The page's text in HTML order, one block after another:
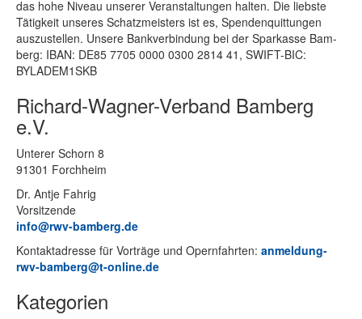
das hohe Ni­veau un­se­rer Ver­an­stal­tun­gen hal­ten. Die liebs­te
Tä­tig­keit un­se­res Schatz­meis­ters ist es, Spen­den­quit­tun­gen
aus­zu­stel­len. Un­se­re Bank­ver­bin­dung bei der Spar­kas­se Bam­
berg: IBAN: DE85 7705 0000 0300 2814 41, SWIFT-BIC:
BYLADEM1SKB
Richard-Wagner-Verband Bamberg
e.V.
Un­te­rer Schorn 8
91301 Forchheim
Dr. Ant­je Fahrig
Vorsitzende
info@rwv-bamberg.de
Kon­takt­adres­se für Vor­trä­ge und Opern­fahr­ten: anmeldung-
rwv-bamberg@t-online.de
Kategorien